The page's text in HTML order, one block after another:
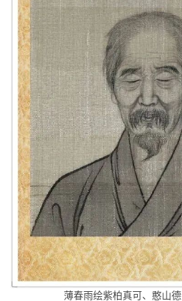
薄春雨绘紫柏真可、憨山